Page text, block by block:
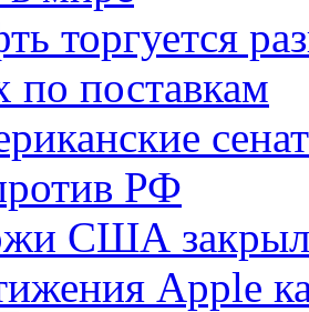
торгуется
по поставкам
РФ
США
Apple